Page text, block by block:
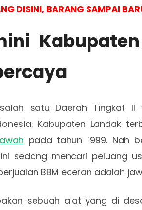
DISINI, BARANG SAMPAI
satu Daerah Tingkat
Kabupaten Landak
pada tahun 1999. Nah
sedang mencari peluang
BBM eceran adalah
sebuah alat yang di